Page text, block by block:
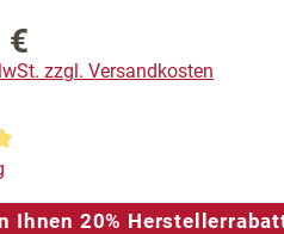
€
zzgl. Versandkosten
Bewertung von 5 von 5
Ihnen 20%